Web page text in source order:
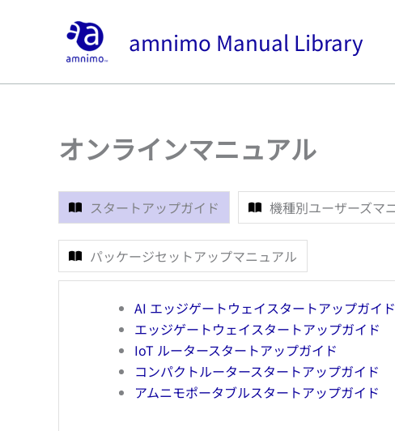
amnimo Manual Library
オンラインマニュアル
スタートアップガイド 機種別ユーザーズマ
パッケージセットアップマニュアル
AI エッジゲートウェイスタートアップガイド
エッジゲートウェイスタートアップガイド
IoT ルータースタートアップガイド
コンパクトルータースタートアップガイド
アムニモポータブルスタートアップガイド